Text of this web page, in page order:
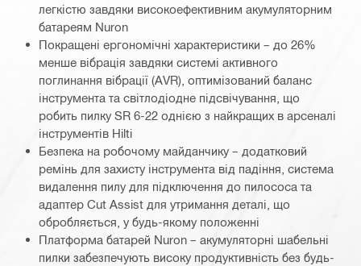
легкістю завдяки високоефективним акумуляторним
батареям Nuron
Покращені ергономічні характеристики – до 26%
менше вібрація завдяки системі активного
поглинання вібрації (AVR), оптимізований баланс
інструмента та світлодіодне підсвічування, що
робить пилку SR 6-22 однією з найкращих в арсеналі
інструментів Hilti
Безпека на робочому майданчику – додатковий
ремінь для захисту інструмента від падіння, система
видалення пилу для підключення до пилососа та
адаптер Cut Assist для утримання деталі, що
обробляється, у будь-якому положенні
Платформа батарей Nuron – акумуляторні шабельні
пилки забезпечують високу продуктивність без будь-